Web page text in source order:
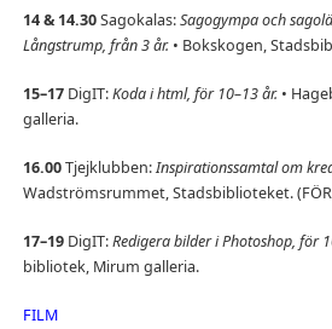
14 & 14.30Sagokalas:Sagogympa och
Långstrump, från 3 år. • Bokskogen,
15–17DigIT:Koda i html, för 10–13 år.•
galleria.
16.00Tjejklubben:Inspirationssamtal om
Wadströmsrummet, Stadsbiblioteket.
17–19DigIT:Redigera bilder i Photoshop, för
bibliotek, Mirum galleria.
FILM